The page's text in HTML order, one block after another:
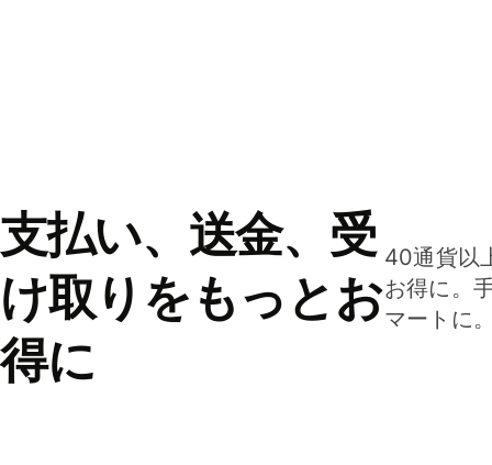
支払い、送金、受
け取りをもっとお
得に
40通貨以
お得に。
マートに